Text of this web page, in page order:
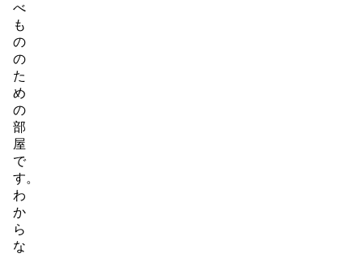
べ
も
の
の
た
め
の
部
屋
で
す。
わ
か
ら
な